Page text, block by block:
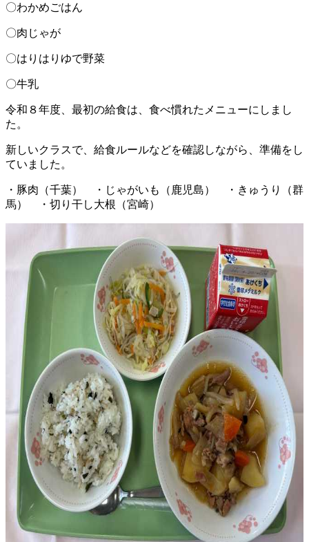
〇わかめごはん
〇肉じゃが
〇はりはりゆで野菜
〇牛乳
令和８年度、最初の給食は、食べ慣れたメニューにしまし
た。
新しいクラスで、給食ルールなどを確認しながら、準備をし
ていました。
・豚肉（千葉） ・じゃがいも（鹿児島） ・きゅうり（群
馬） ・切り干し大根（宮崎）